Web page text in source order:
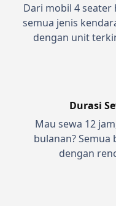
Dari mobil 4 seater
semua jenis
dengan unit
Durasi
Mau sewa 12
bulanan? Semua
dengan